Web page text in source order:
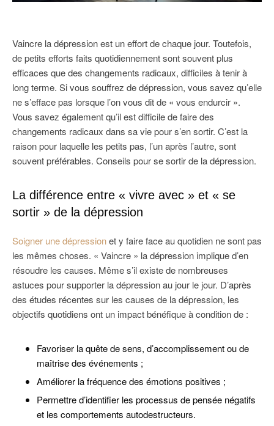
Vaincre la dépression est un effort de chaque jour. Toutefois,
de petits efforts faits quotidiennement sont souvent plus
efficaces que des changements radicaux, difficiles à tenir à
long terme. Si vous souffrez de dépression, vous savez qu’elle
ne s’efface pas lorsque l’on vous dit de « vous endurcir ».
Vous savez également qu’il est difficile de faire des
changements radicaux dans sa vie pour s’en sortir. C’est la
raison pour laquelle les petits pas, l’un après l’autre, sont
souvent préférables. Conseils pour se sortir de la dépression.
La différence entre « vivre avec » et « se
sortir » de la dépression
Soigner une dépressionet y faire face au quotidien ne sont pas
les mêmes choses. « Vaincre » la dépression implique d’en
résoudre les causes. Même s’il existe de nombreuses
astuces pour supporter la dépression au jour le jour. D’après
des études récentes sur les causes de la dépression, les
objectifs quotidiens ont un impact bénéfique à condition de :
Favoriser la quête de sens, d’accomplissement ou de
maîtrise des événements ;
Améliorer la fréquence des émotions positives ;
Permettre d’identifier les processus de pensée négatifs
et les comportements autodestructeurs.